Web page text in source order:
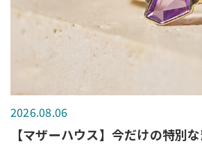
2026.08.06
【マザーハウス】今だけの特別